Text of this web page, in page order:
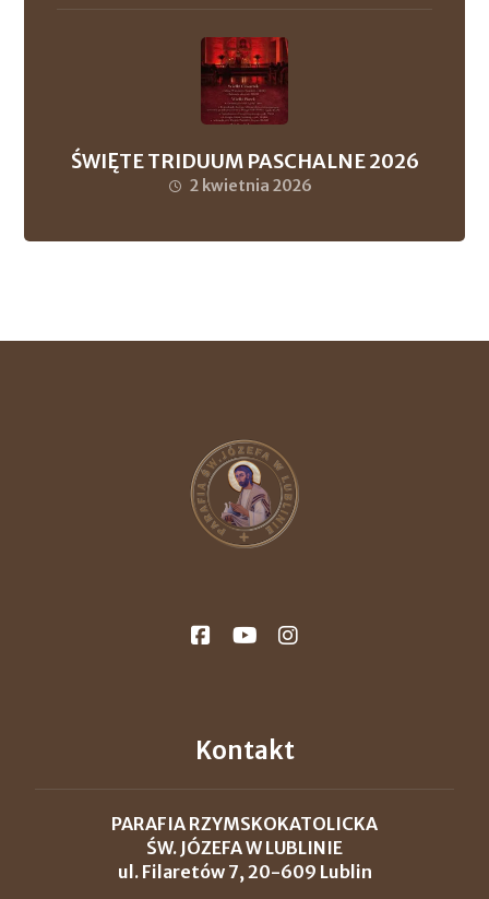
ŚWIĘTE TRIDUUM PASCHALNE 2026
2 kwietnia 2026
Kontakt
PARAFIA RZYMSKOKATOLICKA
ŚW. JÓZEFA W LUBLINIE
ul. Filaretów 7, 20-609 Lublin